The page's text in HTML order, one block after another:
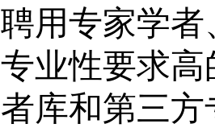
聘用专家学
专业性要求
者库和第三